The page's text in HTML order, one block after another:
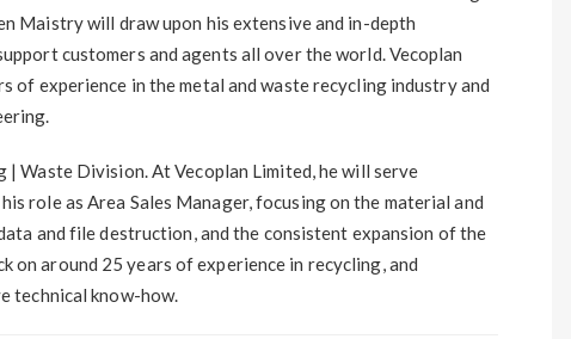
Maistry will draw upon his extensive and in-depth
customers and agents all over the world. Vecoplan
of experience in the metal and waste recycling industry and
Waste Division. At Vecoplan Limited, he will serve
role as Area Sales Manager, focusing on the material and
and file destruction, and the consistent expansion of the
on around 25 years of experience in recycling, and
technical know-how.